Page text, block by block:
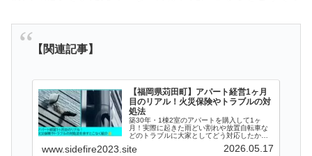
【関連記事】
【福岡県苅田町】アパート経営1ヶ月
目のリアル！火災保険やトラブルの対
処法
築30年・1棟2室のアパートを購入して1ヶ
月！実際に起きた雨どい割れや放置自転車な
どのトラブルに大家としてどう対応したか、
リアルな舞台裏を大公開。アパートの一棟経
営で知っておくべき火災保険の使い方や、補
www.sidefire2023.site 2026.05.17